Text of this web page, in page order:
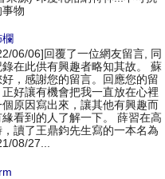
物
06/06]回覆了一位網友留言, 同
錄在此供有興趣者略知其故。 蘇
好，感謝您的留言。回應您的留
好讓有機會把我一直放在心裡
個原因寫出來，讓其他有興趣而
緣看到的人了解一下。 薛習在高
讀了王鼎鈞先生寫的一本名為
08/27...